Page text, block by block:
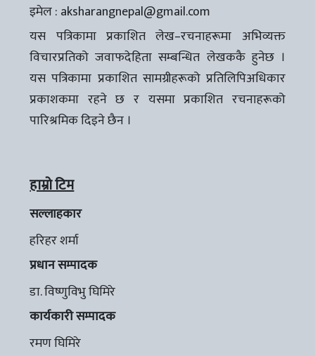
इमेल : aksharangnepal@gmail.com
यस पत्रिकामा प्रकाशित लेख–रचनाहरूमा अभिव्यक्त
विचारप्रतिको जवाफदेहिता सम्बन्धित लेखककै हुनेछ ।
यस पत्रिकामा प्रकाशित सामग्रीहरूको प्रतिलिपिअधिकार
प्रकाशकमा रहने छ र यसमा प्रकाशित रचनाहरूको
पारिश्रमिक दिइने छैन ।
हाम्रो टिम
सल्लाहकार
हरिहर शर्मा
प्रधान सम्पादक
डा. विष्णुविभु घिमिरे
कार्यकारी सम्पादक
रमण घिमिरे